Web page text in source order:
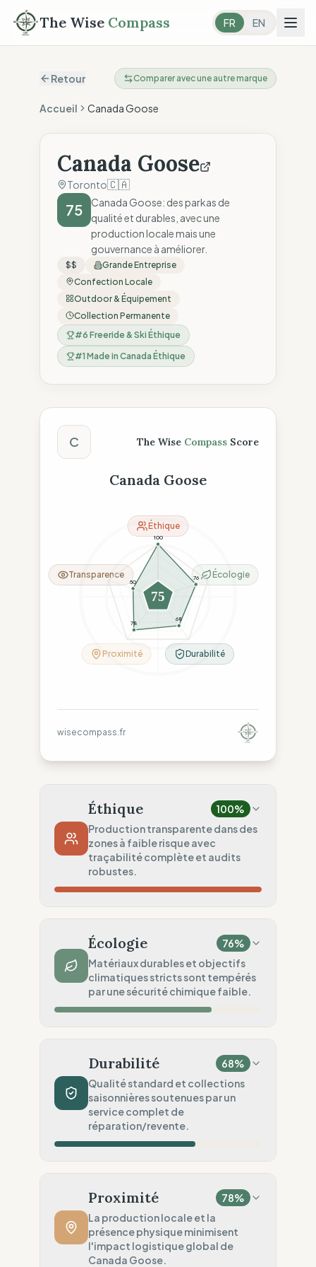
The Wise Compass FR EN
Retour Comparer avec une autre marque
Accueil Canada Goose
Canada Goose
Toronto🇨🇦
75
Canada Goose: des parkas de
qualité et durables, avec une
production locale mais une
gouvernance à améliorer.
$$
Grande Entreprise
Confection Locale
Outdoor & Équipement
Collection Permanente
#6 Freeride & Ski Éthique
#1 Made in Canada Éthique
Score The Wise Compass
C The Wise Compass Score
Canada Goose
100
76
68
78
50
75
Éthique
Écologie
Durabilité
Proximité
Transparence
wisecompass.fr
Éthique 100%
Production transparente dans des
zones à faible risque avec
traçabilité complète et audits
robustes.
Violations sporadiques (Canada)
Traçabilité 100
Ateliers nommés publiquement
Audits Sociaux
Écologie 76%
Matériaux durables et objectifs
climatiques stricts sont tempérés
par une sécurité chimique faible.
Fibres recyclées (Certifiées/PFMS)
Sécurité Chimique 20
Aucun label spécifique trouvé.
Engagement Environnemental
Objectifs SBTi 1.5°C validés
Durabilité 68%
Qualité standard et collections
saisonnières soutenues par un
service complet de
réparation/revente.
Traditionnel (Collections saisonnières)
Robustesse du Produit
Standard (Prêt-à-porter classique)
Services Circulaires
Proximité 78%
La production locale et la
présence physique minimisent
l'impact logistique global de
Canada Goose.